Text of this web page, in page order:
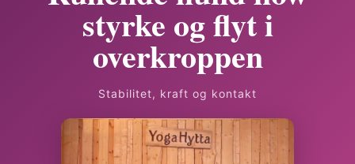
styrke og flyt i
overkroppen
Stabilitet, kraft og kontakt